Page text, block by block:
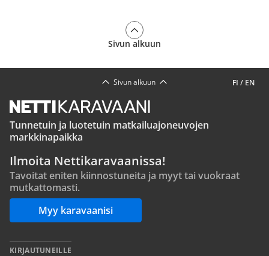
Sivun alkuun
FI / EN
Sivun alkuun
Tunnetuin ja luotetuin matkailuajoneuvojen
markkinapaikka
Ilmoita Nettikaravaanissa!
Tavoitat eniten kiinnostuneita ja myyt tai vuokraat
mutkattomasti.
Myy karavaanisi
KIRJAUTUNEILLE